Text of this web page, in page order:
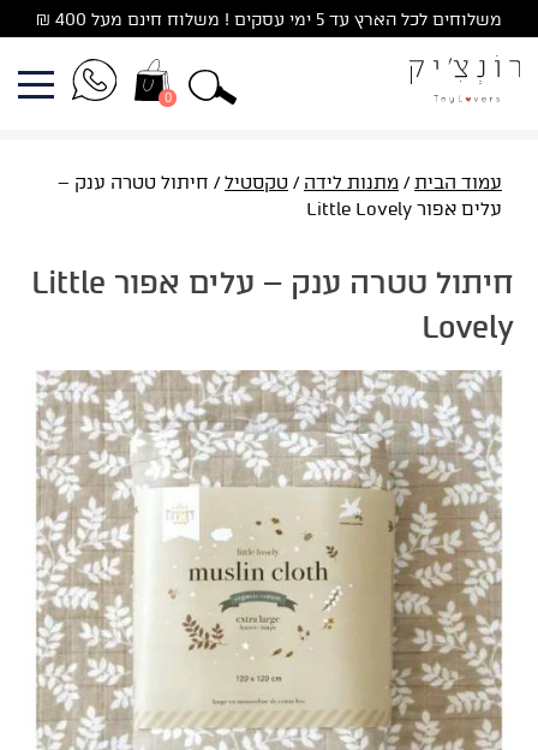
to
content
משלוחים לכל הארץ עד 5 ימי עסקים ! משלוח חינם מעל 400 ₪
0
עמוד הבית/ מתנות לידה / טקסטיל/ חיתול טטרה ענק –
עלים אפור Little Lovely
חיתול טטרה ענק – עלים אפור Little
Lovely